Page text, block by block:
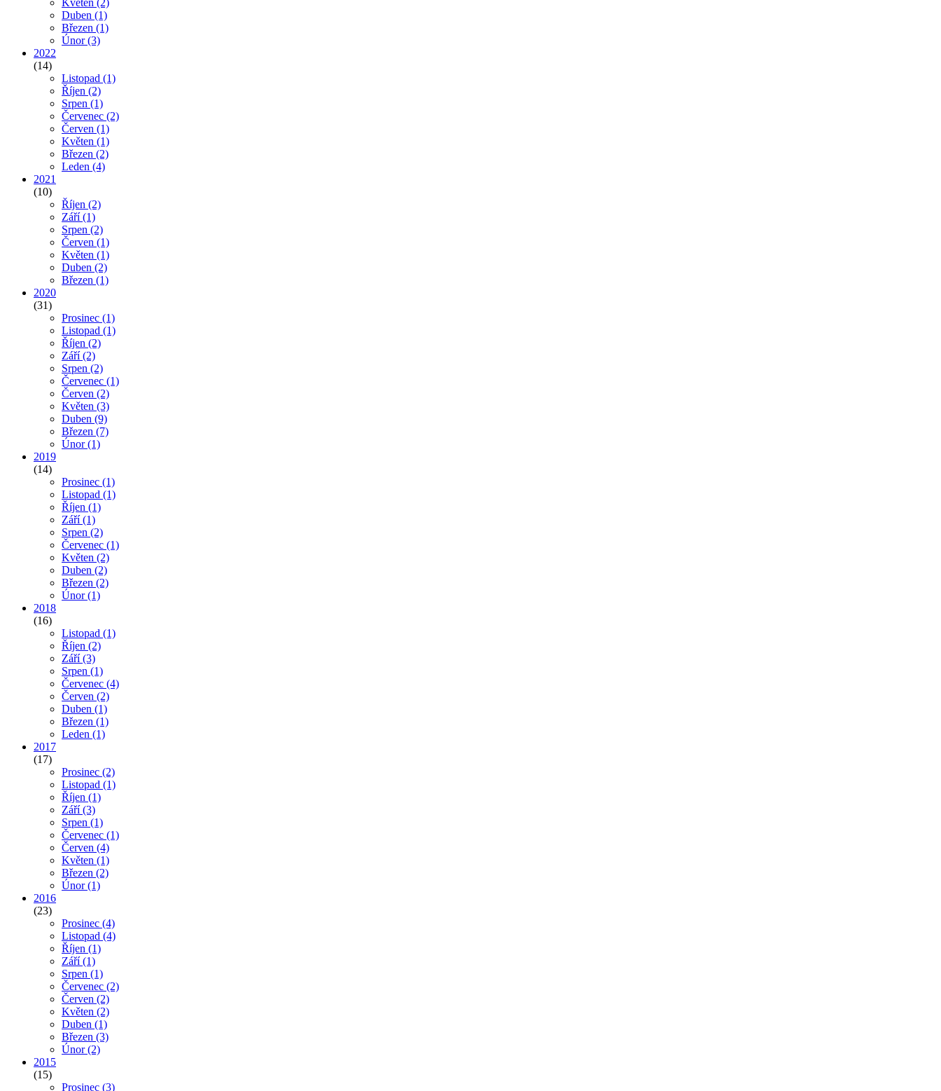
Květen (2)
Duben (1)
Březen (1)
Únor(3)
2022
(14)
Listopad (1)
Říjen (2)
Srpen (1)
Červenec (2)
Červen (1)
Květen (1)
Březen (2)
Leden (4)
2021
(10)
Říjen (2)
Září(1)
Srpen (2)
Červen (1)
Květen (1)
Duben (2)
Březen (1)
2020
(31)
Prosinec (1)
Listopad (1)
Říjen (2)
Září(2)
Srpen (2)
Červenec (1)
Červen (2)
Květen (3)
Duben (9)
Březen (7)
Únor(1)
2019
(14)
Prosinec (1)
Listopad (1)
Říjen (1)
Září(1)
Srpen (2)
Červenec (1)
Květen (2)
Duben (2)
Březen (2)
Únor(1)
2018
(16)
Listopad (1)
Říjen (2)
Září(3)
Srpen (1)
Červenec (4)
Červen (2)
Duben (1)
Březen (1)
Leden (1)
2017
(17)
Prosinec (2)
Listopad (1)
Říjen (1)
Září(3)
Srpen (1)
Červenec (1)
Červen (4)
Květen (1)
Březen (2)
Únor(1)
2016
(23)
Prosinec (4)
Listopad (4)
Říjen (1)
Září(1)
Srpen (1)
Červenec (2)
Červen (2)
Květen (2)
Duben (1)
Březen (3)
Únor(2)
2015
(15)
Prosinec (3)